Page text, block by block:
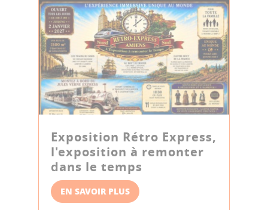
Exposition Rétro Express,
l'exposition à remonter
dans le temps
EN SAVOIR PLUS